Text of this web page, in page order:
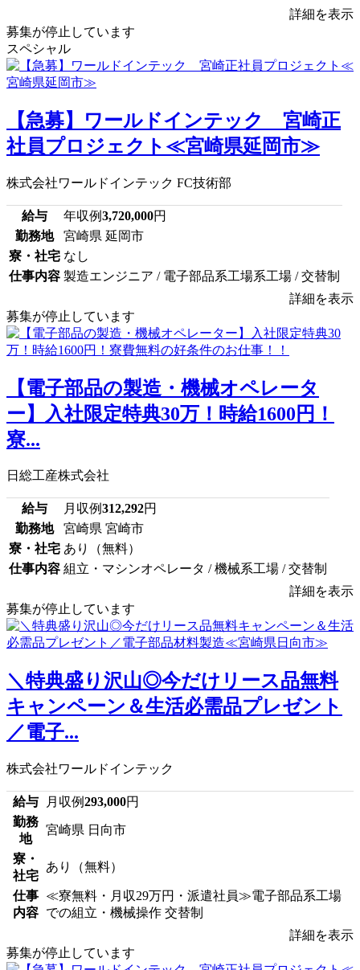
詳細を表示
募集が停止しています
スペシャル
【急募】ワールドインテック 宮崎正
社員プロジェクト≪宮崎県延岡市≫
株式会社ワールドインテック FC技術部
給与 年収例3,720,000円
勤務地
宮崎県 延岡市
寮・社宅 なし
仕事内容 製造エンジニア / 電子部品系工場系工場 / 交替制
詳細を表示
募集が停止しています
【電子部品の製造・機械オペレータ
ー】入社限定特典30万！時給1600円！
寮...
日総工産株式会社
給与 月収例312,292円
勤務地
宮崎県 宮崎市
寮・社宅 あり（無料）
仕事内容 組立・マシンオペレータ / 機械系工場 / 交替制
詳細を表示
募集が停止しています
＼特典盛り沢山◎今だけリース品無料
キャンペーン＆生活必需品プレゼント
／電子...
株式会社ワールドインテック
給与 月収例293,000円
勤務
地
宮崎県 日向市
寮・
社宅
あり（無料）
仕事
内容
≪寮無料・月収29万円・派遣社員≫電子部品系工場
での組立・機械操作 交替制
詳細を表示
募集が停止しています